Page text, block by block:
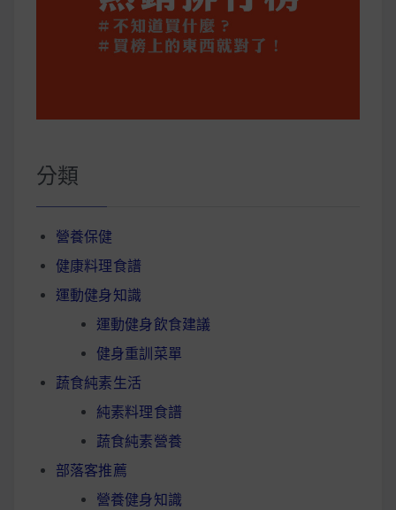
分類
營養保健
健康料理食譜
運動健身知識
運動健身飲食建議
健身重訓菜單
蔬食純素生活
純素料理食譜
蔬食純素營養
部落客推薦
營養健身知識